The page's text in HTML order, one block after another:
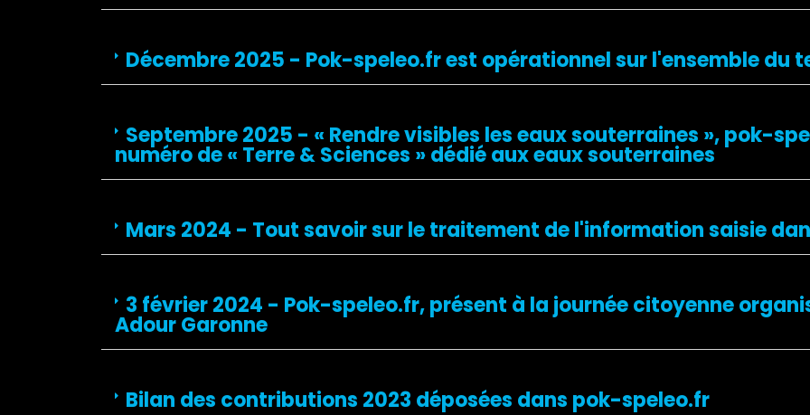
Décembre 2025 - Pok-speleo.fr est opérationnel sur l'ensemble du
Septembre 2025 - « Rendre visibles les eaux souterraines », pok-
numéro de « Terre & Sciences » dédié aux eaux souterraines
Mars 2024 - Tout savoir sur le traitement de l'information saisie
3 février 2024 - Pok-speleo.fr, présent à la journée citoyenne
Adour Garonne
Bilan des contributions 2023 déposées dans pok-speleo.fr